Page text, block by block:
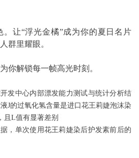
让“浮光金橘”成为你的夏日名片
群里耀眼。
解锁每一帧高光时刻。
发中心内部漂发能力测试与统计分析结
J的过氧化氢含量是进口花王莉婕泡沫染
且L值有显著差别
，单次使用花王莉婕染后护发素前后的